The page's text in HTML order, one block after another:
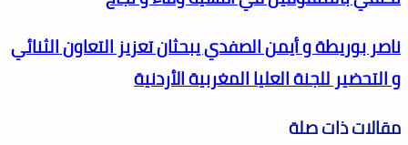
ناصر بوريطة و أيمن الصفدي يبحثان تعزيز التعاون الثنائي
و التحضير للجنة العليا المغربية الأردنية
مقالات ذات صلة